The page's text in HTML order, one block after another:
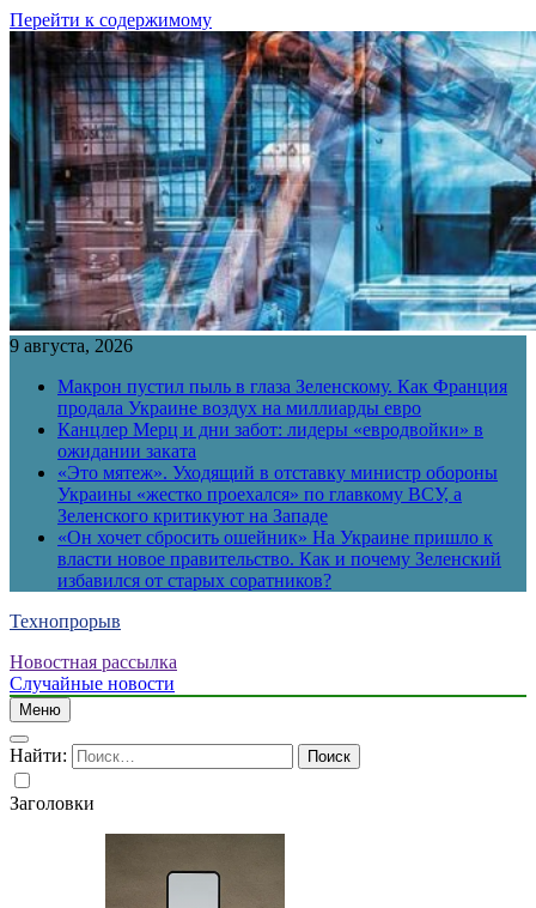
Перейти к содержимому
9 августа, 2026
Макрон пустил пыль в глаза Зеленскому. Как Франция
продала Украине воздух на миллиарды евро
Канцлер Мерц и дни забот: лидеры «евродвойки» в
ожидании заката
«Это мятеж». Уходящий в отставку министр обороны
Украины «жестко проехался» по главкому ВСУ, а
Зеленского критикуют на Западе
«Он хочет сбросить ошейник» На Украине пришло к
власти новое правительство. Как и почему Зеленский
избавился от старых соратников?
Технопрорыв
Новостная рассылка
Случайные новости
Меню
Найти:
Заголовки